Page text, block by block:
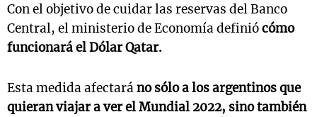
Con el objetivo de cuidar las reservas del Banco
Central, el ministerio de Economía definiócómo
funcionará el Dólar Qatar.
Esta medida afectaráno sólo a los argentinos que
quieran viajar a ver el Mundial 2022, sino también